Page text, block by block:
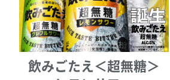
飲みごたえ＜超無糖＞